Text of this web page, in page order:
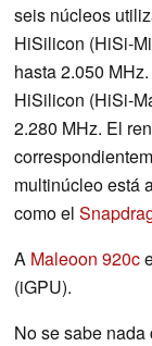
seis núcleos
HiSilicon (HiSi-
hasta 2.050
HiSilicon (HiSi-
2.280 MHz. El
multinúcleo está
como el
A Maleoon 920c
(iGPU).
No se sabe